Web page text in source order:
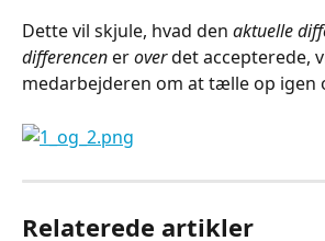
Dette vil skjule, hvad den aktuelle
differencen er over det accepterede,
medarbejderen om at tælle op igen
Relaterede artikler